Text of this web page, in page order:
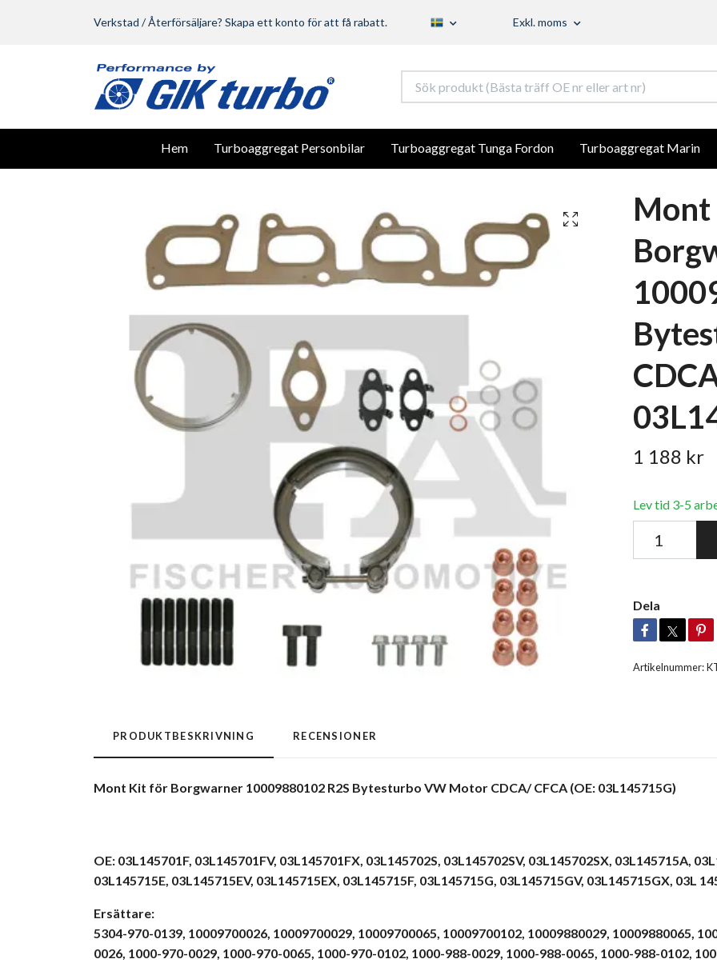
Verkstad / Återförsäljare? Skapa ett konto för att få rabatt. Exkl. moms
Hem Turboaggregat Personbilar Turboaggregat Tunga Fordon Turboaggregat Marin
1 188 kr
Lev tid 3-5
Dela
Artikelnummer:
PRODUKTBESKRIVNING RECENSIONER
Mont Kit för Borgwarner 10009880102 R2S Bytesturbo VW Motor CDCA/ CFCA (OE: 03L145715G)
OE: 03L145701F, 03L145701FV, 03L145701FX, 03L145702S, 03L145702SV, 03L145702SX, 03L145715A,
03L145715E, 03L145715EV, 03L145715EX, 03L145715F, 03L145715G, 03L145715GV, 03L145715GX, 03L
Ersättare:
5304-970-0139, 10009700026, 10009700029, 10009700065, 10009700102, 10009880029, 10009880065,
0026, 1000-970-0029, 1000-970-0065, 1000-970-0102, 1000-988-0029, 1000-988-0065, 1000-988-0102,